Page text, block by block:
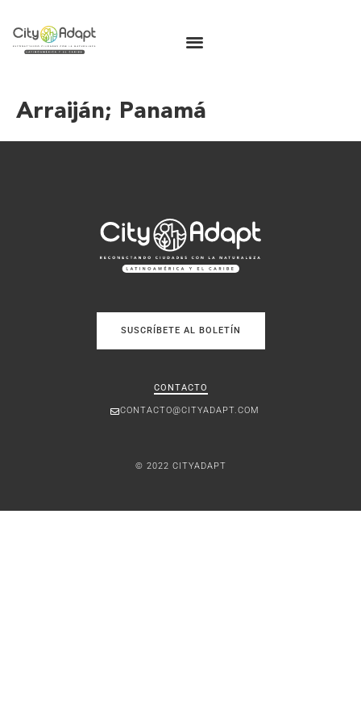
Arraiján; Panamá
SUSCRÍBETE AL BOLETÍN
CONTACTO
CONTACTO@CITYADAPT.COM
© 2022 CITYADAPT